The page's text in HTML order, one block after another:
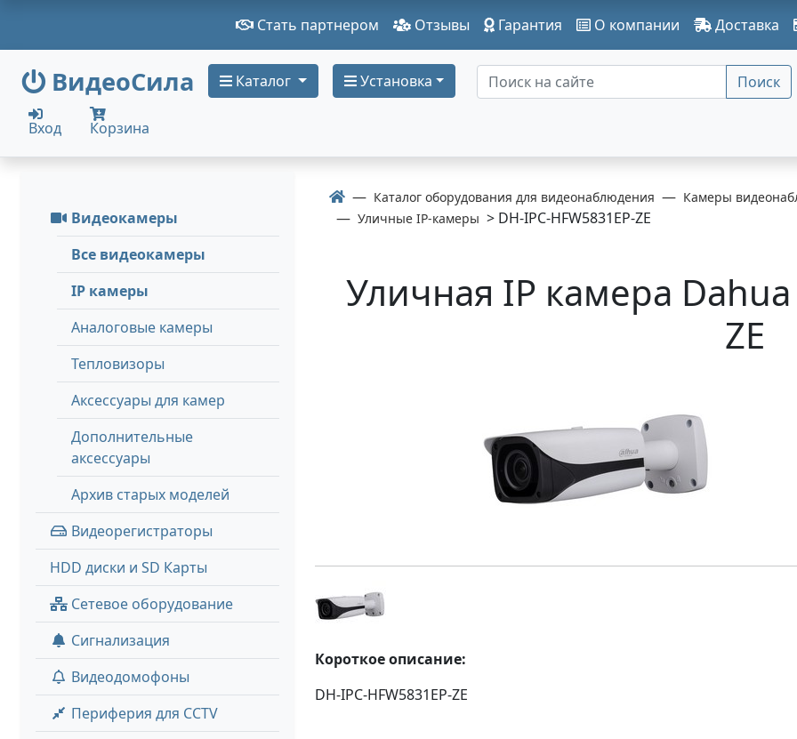
Стать партнером Отзывы Гарантия О компании Доставка
ВидеоСила Каталог Установка Поиск
Вход Корзина
Видеокамеры
Все видеокамеры
IP камеры
Аналоговые камеры
Тепловизоры
Аксессуары для камер
Дополнительные
аксессуары
Архив старых моделей
Видеорегистраторы
HDD диски и SD Карты
Сетевое оборудование
Сигнализация
Видеодомофоны
Периферия для CCTV
Каталог оборудования для видеонаблюдения
Камеры
Уличные IP-камеры > DH-IPC-HFW5831EP-ZE
Уличная IP камера Dahua
ZE
Короткое описание:
DH-IPC-HFW5831EP-ZE